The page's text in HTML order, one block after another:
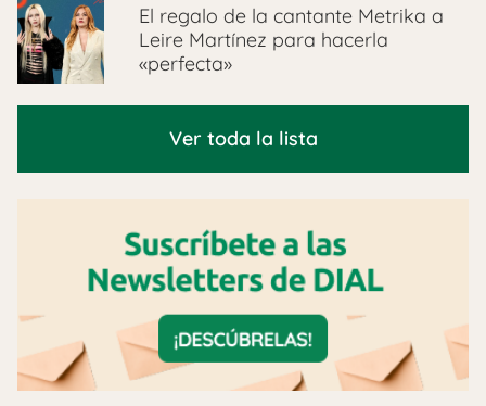
El regalo de la cantante Metrika a
Leire Martínez para hacerla
«perfecta»
Ver toda la lista